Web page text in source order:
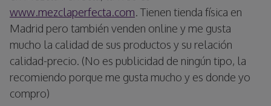
www.mezclaperfecta.com. Tienen tienda física en
Madrid pero también venden online y me gusta
mucho la calidad de sus productos y su relación
calidad-precio. (No es publicidad de ningún tipo, la
recomiendo porque me gusta mucho y es donde yo
compro)